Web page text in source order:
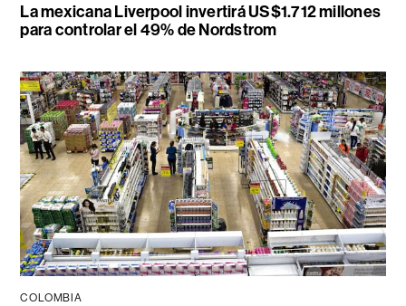
La mexicana Liverpool invertirá US$1.712 millones
para controlar el 49% de Nordstrom
COLOMBIA